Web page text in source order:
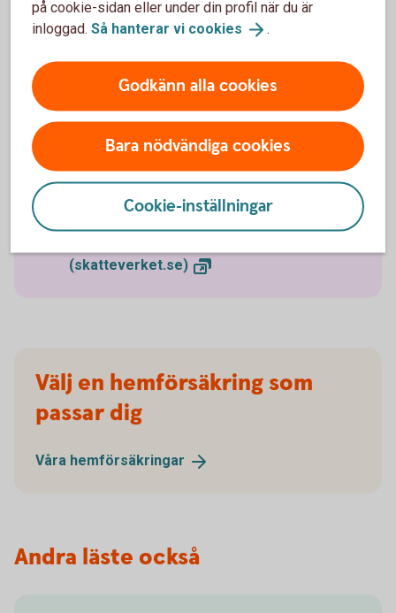
Den årliga räntekostnaden för att ha uppskov
togs bort 2021. Att skjuta upp beskattningen av
Med permanentbostad menas den bostad som
du bor och är folkbokförd i. Reglerna om
uppskov gäller inte den som säljer en
Ansökan om uppskov kan ske senast det sjätte
året efter det år man sålde sin bostad.
(skatteverket.se)
Välj en hemförsäkring som
passar dig
Våra hemförsäkringar
Andra läste också
på cookie-sidan eller under din profil när du är
inloggad. Så hanterar vi cookies .
Godkänn alla cookies
Bara nödvändiga cookies
Cookie-inställningar